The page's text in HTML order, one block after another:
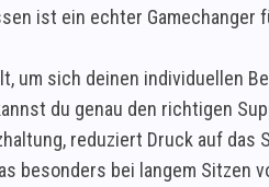
ist ein echter Gamechanger
um sich deinen individuellen
du genau den richtigen
reduziert Druck auf das
besonders bei langem Sitzen